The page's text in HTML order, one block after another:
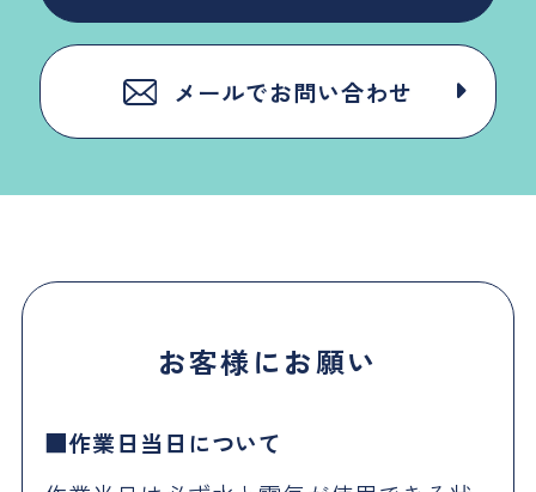
メールでお問い合わせ
お客様にお願い
作業日当日について